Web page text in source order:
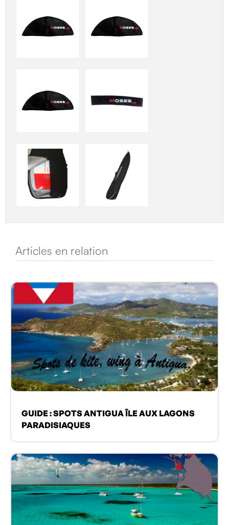
Articles en relation
GUIDE : SPOTS ANTIGUA ÎLE AUX LAGONS
PARADISIAQUES